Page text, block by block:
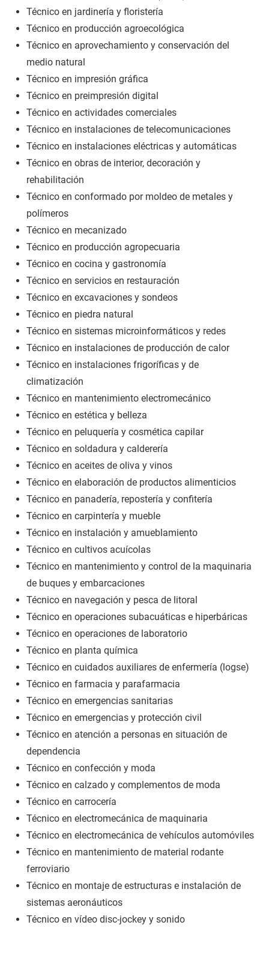
Técnico en jardinería y floristería
Técnico en producción agroecológica
Técnico en aprovechamiento y conservación del
medio natural
Técnico en impresión gráfica
Técnico en preimpresión digital
Técnico en actividades comerciales
Técnico en instalaciones de telecomunicaciones
Técnico en instalaciones eléctricas y automáticas
Técnico en obras de interior, decoración y
rehabilitación
Técnico en conformado por moldeo de metales y
polímeros
Técnico en mecanizado
Técnico en producción agropecuaria
Técnico en cocina y gastronomía
Técnico en servicios en restauración
Técnico en excavaciones y sondeos
Técnico en piedra natural
Técnico en sistemas microinformáticos y redes
Técnico en instalaciones de producción de calor
Técnico en instalaciones frigoríficas y de
climatización
Técnico en mantenimiento electromecánico
Técnico en estética y belleza
Técnico en peluquería y cosmética capilar
Técnico en soldadura y calderería
Técnico en aceites de oliva y vinos
Técnico en elaboración de productos alimenticios
Técnico en panadería, repostería y confitería
Técnico en carpintería y mueble
Técnico en instalación y amueblamiento
Técnico en cultivos acuícolas
Técnico en mantenimiento y control de la maquinaria
de buques y embarcaciones
Técnico en navegación y pesca de litoral
Técnico en operaciones subacuáticas e hiperbáricas
Técnico en operaciones de laboratorio
Técnico en planta química
Técnico en cuidados auxiliares de enfermería (logse)
Técnico en farmacia y parafarmacia
Técnico en emergencias sanitarias
Técnico en emergencias y protección civil
Técnico en atención a personas en situación de
dependencia
Técnico en confección y moda
Técnico en calzado y complementos de moda
Técnico en carrocería
Técnico en electromecánica de maquinaria
Técnico en electromecánica de vehículos automóviles
Técnico en mantenimiento de material rodante
ferroviario
Técnico en montaje de estructuras e instalación de
sistemas aeronáuticos
Técnico en vídeo disc-jockey y sonido